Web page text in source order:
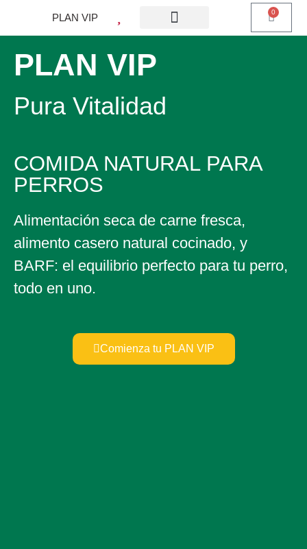
PLAN VIP 0
PLAN VIP
Pura Vitalidad
COMIDA NATURAL PARA
PERROS
Alimentación seca de carne fresca,
alimento casero natural cocinado, y
BARF: el equilibrio perfecto para tu perro,
todo en uno.
Comienza tu PLAN VIP